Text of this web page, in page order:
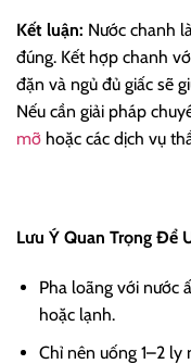
Kết luận: Nước chanh
đúng. Kết hợp chanh
đặn và ngủ đủ giấc sẽ
Nếu cần giải pháp
mỡ hoặc các dịch vụ
Lưu Ý Quan Trọng Để
Pha loãng với nước
hoặc lạnh.
Chỉ nên uống 1–2